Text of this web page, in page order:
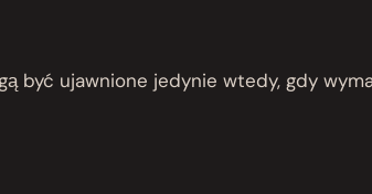
być ujawnione jedynie wtedy, gdy